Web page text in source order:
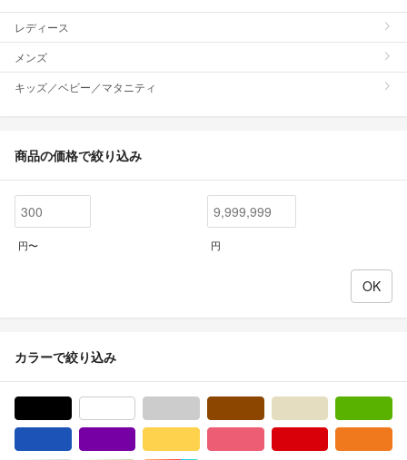
レディース
メンズ
キッズ／ベビー／マタニティ
商品の価格で絞り込み
円〜 円
カラーで絞り込み